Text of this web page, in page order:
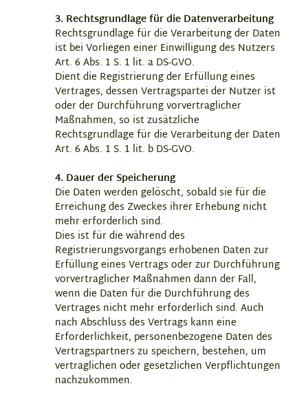
3. Rechtsgrundlage für die Datenverarbeitung
Rechtsgrundlage für die Verarbeitung der Daten
ist bei Vorliegen einer Einwilligung des Nutzers
Art. 6 Abs. 1 S. 1 lit. a DS-GVO.
Dient die Registrierung der Erfüllung eines
Vertrages, dessen Vertragspartei der Nutzer ist
oder der Durchführung vorvertraglicher
Maßnahmen, so ist zusätzliche
Rechtsgrundlage für die Verarbeitung der Daten
Art. 6 Abs. 1 S. 1 lit. b DS-GVO.
4. Dauer der Speicherung
Die Daten werden gelöscht, sobald sie für die
Erreichung des Zweckes ihrer Erhebung nicht
mehr erforderlich sind.
Dies ist für die während des
Registrierungsvorgangs erhobenen Daten zur
Erfüllung eines Vertrags oder zur Durchführung
vorvertraglicher Maßnahmen dann der Fall,
wenn die Daten für die Durchführung des
Vertrages nicht mehr erforderlich sind. Auch
nach Abschluss des Vertrags kann eine
Erforderlichkeit, personenbezogene Daten des
Vertragspartners zu speichern, bestehen, um
vertraglichen oder gesetzlichen Verpflichtungen
nachzukommen.